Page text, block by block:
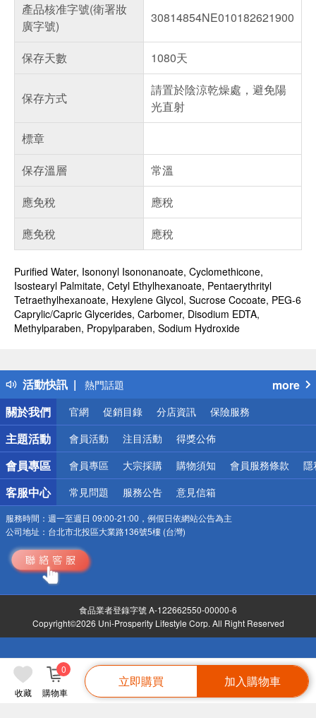
收藏 購物車
0
立即購買 加入購物車
產品核准字號(衛署妝
廣字號)
30814854NE010182621900
保存天數 1080天
保存方式
請置於陰涼乾燥處，避免陽
光直射
標章
保存溫層
常溫
應免稅
應稅
應免稅
應稅
Purified Water, Isononyl Isononanoate, Cyclomethicone,
Isostearyl Palmitate, Cetyl Ethylhexanoate, Pentaerythrityl
Tetraethylhexanoate, Hexylene Glycol, Sucrose Cocoate, PEG-6
Caprylic/Capric Glycerides, Carbomer, Disodium EDTA,
Methylparaben, Propylparaben, Sodium Hydroxide
活動快訊
偏遠地區配送
熱門話題
銀行優惠
偏遠地區配送
詐騙網頁！請小心！
more
關於我們
官網 促銷目錄 分店資訊 保險服務
主題活動 會員活動 注目活動 得獎公佈
會員專區 會員專區 大宗採購 購物須知 會員服務條款 隱
客服中心 常見問題 服務公告 意見信箱
服務時間： 週一至週日 09:00-21:00，例假日依網站公告為主
公司地址： 台北市北投區大業路136號5樓 (台灣)
食品業者登錄字號 A-122662550-00000-6
Copyright©2026 Uni-Prosperity Lifestyle Corp. All Right Reserved